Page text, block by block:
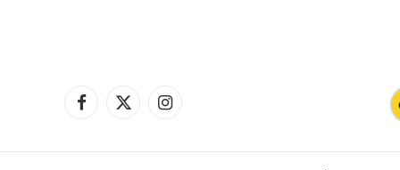
Facebook
X
Instagram